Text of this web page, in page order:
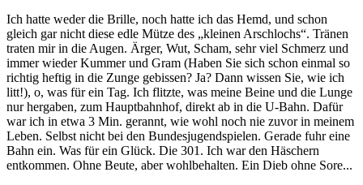
Ich hatte weder die Brille, noch hatte ich das Hemd, und schon
gleich gar nicht diese edle Mütze des „kleinen Arschlochs“. Tränen
traten mir in die Augen. Ärger, Wut, Scham, sehr viel Schmerz und
immer wieder Kummer und Gram (Haben Sie sich schon einmal so
richtig heftig in die Zunge gebissen? Ja? Dann wissen Sie, wie ich
litt!), o, was für ein Tag. Ich flitzte, was meine Beine und die Lunge
nur hergaben, zum Hauptbahnhof, direkt ab in die U-Bahn. Dafür
war ich in etwa 3 Min. gerannt, wie wohl noch nie zuvor in meinem
Leben. Selbst nicht bei den Bundesjugendspielen. Gerade fuhr eine
Bahn ein. Was für ein Glück. Die 301. Ich war den Häschern
entkommen. Ohne Beute, aber wohlbehalten. Ein Dieb ohne Sore...